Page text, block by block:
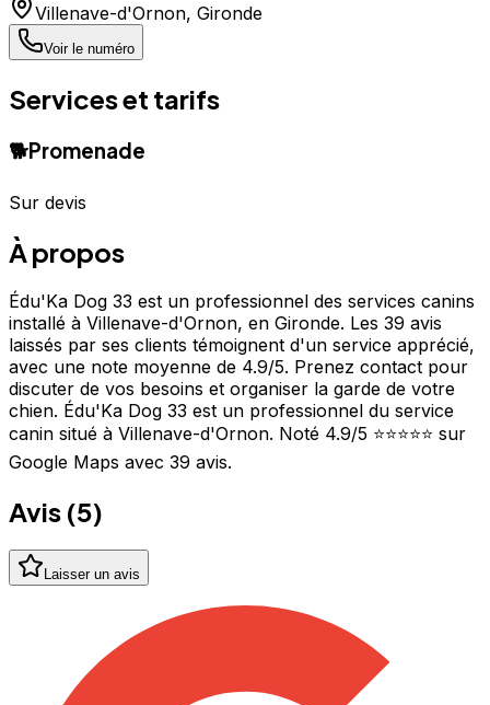
Villenave-d'Ornon, Gironde
Voir le numéro
Services et tarifs
🐕Promenade
Sur devis
À propos
Édu'Ka Dog 33 est un professionnel des services canins
installé à Villenave-d'Ornon, en Gironde. Les 39 avis
laissés par ses clients témoignent d'un service apprécié,
avec une note moyenne de 4.9/5. Prenez contact pour
discuter de vos besoins et organiser la garde de votre
chien. Édu'Ka Dog 33 est un professionnel du service
canin situé à Villenave-d'Ornon. Noté 4.9/5 ⭐⭐⭐⭐⭐ sur
Google Maps avec 39 avis.
Avis (5)
Laisser un avis